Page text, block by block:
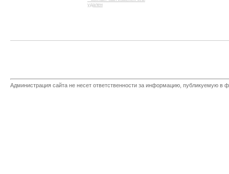
удален
Администрация сайта не несет ответственности за информацию, публикуемую